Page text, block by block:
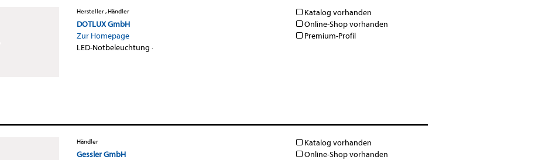
Hersteller , Händler
DOTLUX GmbH
Zur Homepage
LED-Notbeleuchtung ·
Katalog vorhanden
Online-Shop vorhanden
Premium-Profil
Händler
Gessler GmbH
Katalog vorhanden
Online-Shop vorhanden